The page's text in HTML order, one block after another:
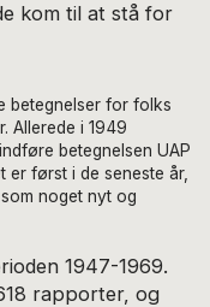
kom til at stå for
betegnelser for folks
Allerede i 1949
betegnelsen UAP
er først i de seneste år,
noget nyt og
1947-1969.
rapporter, og